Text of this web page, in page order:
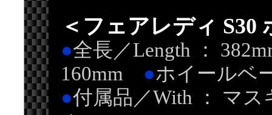
＜フェアレディ S30
●全長／Length ：
160mm ●ホイールベ
●付属品／With ： マ